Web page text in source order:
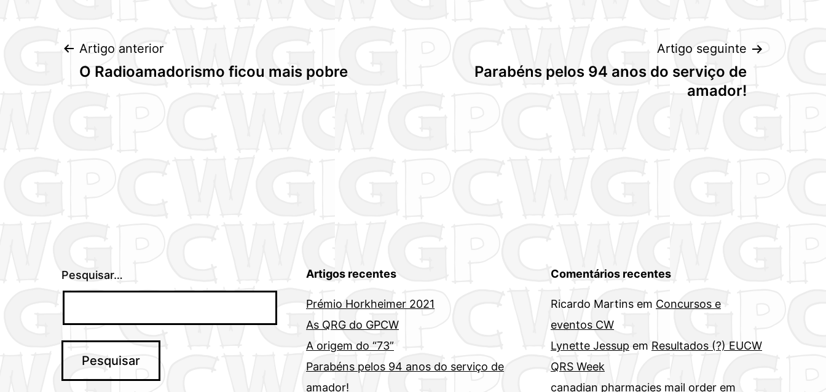
Navegação
Artigo anterior
O Radioamadorismo ficou mais pobre
Artigo seguinte
Parabéns pelos 94 anos do serviço de
amador!
Pesquisar… Artigos recentes
Prémio Horkheimer 2021
As QRG do GPCW
A origem do “73”
Parabéns pelos 94 anos do serviço de
amador!
Comentários recentes
Ricardo Martins em Concursos e
eventos CW
Lynette Jessup em Resultados (?) EUCW
QRS Week
canadian pharmacies mail order em